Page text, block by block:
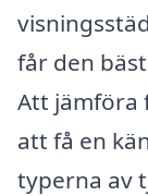
får den
Att jämföra
att få en
typerna av